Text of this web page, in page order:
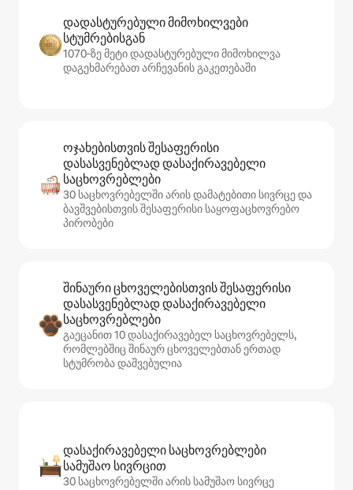
დადასტურებული მიმოხილვები
სტუმრებისგან
1070‑ზე მეტი დადასტურებული მიმოხილვა
დაგეხმარებათ არჩევანის გაკეთებაში
ოჯახებისთვის შესაფერისი
დასასვენებლად დასაქირავებელი
საცხოვრებლები
30 საცხოვრებელში არის დამატებითი სივრცე და
ბავშვებისთვის შესაფერისი საყოფაცხოვრებო
პირობები
შინაური ცხოველებისთვის შესაფერისი
დასასვენებლად დასაქირავებელი
საცხოვრებლები
გაეცანით 10 დასაქირავებელ საცხოვრებელს,
რომლებშიც შინაურ ცხოველებთან ერთად
სტუმრობა დაშვებულია
დასაქირავებელი საცხოვრებლები
სამუშაო სივრცით
30 საცხოვრებელში არის სამუშაო სივრცე